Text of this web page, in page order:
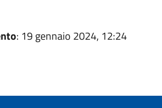
: 19 gennaio 2024, 12:24